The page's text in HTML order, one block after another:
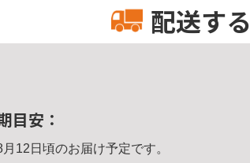
配送する
目安：
月12日頃のお届け予定です。